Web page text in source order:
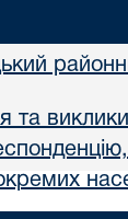
та